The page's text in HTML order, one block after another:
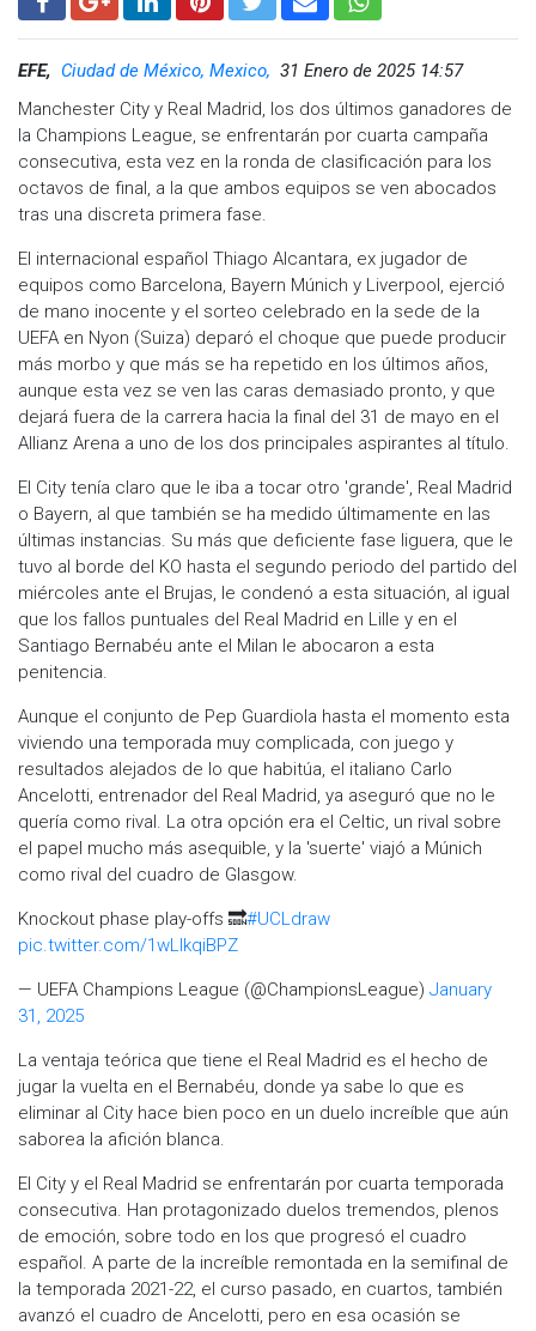
EFE, Ciudad de México, Mexico, 31 Enero de 2025 14:57
Manchester City y Real Madrid, los dos últimos ganadores de
la Champions League, se enfrentarán por cuarta campaña
consecutiva, esta vez en la ronda de clasificación para los
octavos de final, a la que ambos equipos se ven abocados
tras una discreta primera fase.
El internacional español Thiago Alcantara, ex jugador de
equipos como Barcelona, Bayern Múnich y Liverpool, ejerció
de mano inocente y el sorteo celebrado en la sede de la
UEFA en Nyon (Suiza) deparó el choque que puede producir
más morbo y que más se ha repetido en los últimos años,
aunque esta vez se ven las caras demasiado pronto, y que
dejará fuera de la carrera hacia la final del 31 de mayo en el
Allianz Arena a uno de los dos principales aspirantes al título.
El City tenía claro que le iba a tocar otro 'grande', Real Madrid
o Bayern, al que también se ha medido últimamente en las
últimas instancias. Su más que deficiente fase liguera, que le
tuvo al borde del KO hasta el segundo periodo del partido del
miércoles ante el Brujas, le condenó a esta situación, al igual
que los fallos puntuales del Real Madrid en Lille y en el
Santiago Bernabéu ante el Milan le abocaron a esta
penitencia.
Aunque el conjunto de Pep Guardiola hasta el momento esta
viviendo una temporada muy complicada, con juego y
resultados alejados de lo que habitúa, el italiano Carlo
Ancelotti, entrenador del Real Madrid, ya aseguró que no le
quería como rival. La otra opción era el Celtic, un rival sobre
el papel mucho más asequible, y la 'suerte' viajó a Múnich
como rival del cuadro de Glasgow.
Knockout phase play-offs 🔜#UCLdraw
pic.twitter.com/1wLIkqiBPZ
— UEFA Champions League (@ChampionsLeague) January
31, 2025
La ventaja teórica que tiene el Real Madrid es el hecho de
jugar la vuelta en el Bernabéu, donde ya sabe lo que es
eliminar al City hace bien poco en un duelo increíble que aún
saborea la afición blanca.
El City y el Real Madrid se enfrentarán por cuarta temporada
consecutiva. Han protagonizado duelos tremendos, plenos
de emoción, sobre todo en los que progresó el cuadro
español. A parte de la increíble remontada en la semifinal de
la temporada 2021-22, el curso pasado, en cuartos, también
avanzó el cuadro de Ancelotti, pero en esa ocasión se